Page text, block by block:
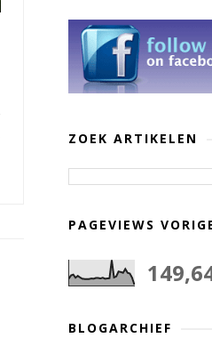
ZOEK ARTIKELEN
PAGEVIEWS
BLOGARCHIEF